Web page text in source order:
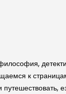
к